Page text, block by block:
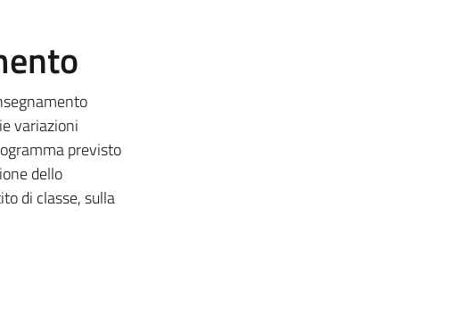
variazioni
previsto
dello
di classe, sulla